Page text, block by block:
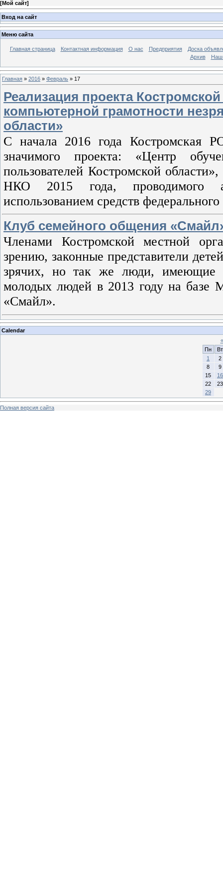
[Мой сайт]
Вход на сайт
Меню сайта
Главная страница Контактная информация О нас Предприятия
Доска
Архив
Главная » 2016 » Февраль » 17
Реализация проекта
компьютерной грамотности
области»
С начала 2016 года Костромская
значимого проекта: «Центр
пользователей Костромской
НКО 2015 года, проводимого
использованием средств
Клуб семейного общения
Членами Костромской местной
зрению, законные представители
зрячих, но так же люди, имеющие
молодых людей в 2013 году на базе
«Смайл».
Calendar
«
Пн
Вт
1
2
8
9
15
16
22
23
29
Полная версия сайта